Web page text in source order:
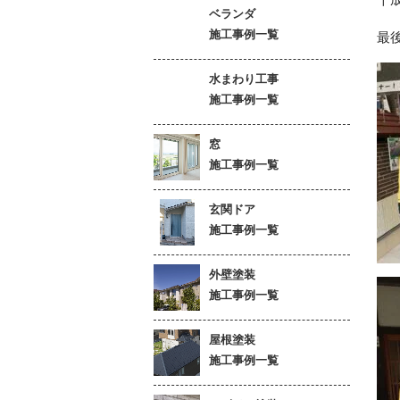
最
ベランダ
施工事例一覧
水まわり工事
施工事例一覧
窓
施工事例一覧
玄関ドア
施工事例一覧
外壁塗装
施工事例一覧
屋根塗装
施工事例一覧